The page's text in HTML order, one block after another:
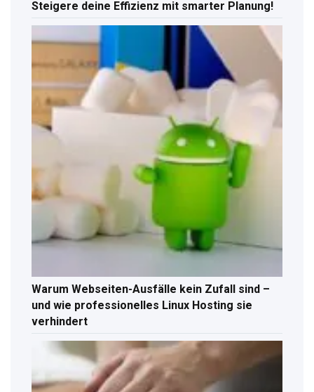
Steigere deine Effizienz mit smarter Planung!
Warum Webseiten-Ausfälle kein Zufall sind –
und wie professionelles Linux Hosting sie
verhindert